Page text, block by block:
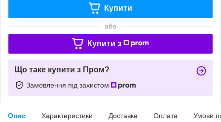
Купити
або
Купити з
Що таке купити з Пром?
Замовлення під захистом
Опис Характеристики Доставка Оплата Умови